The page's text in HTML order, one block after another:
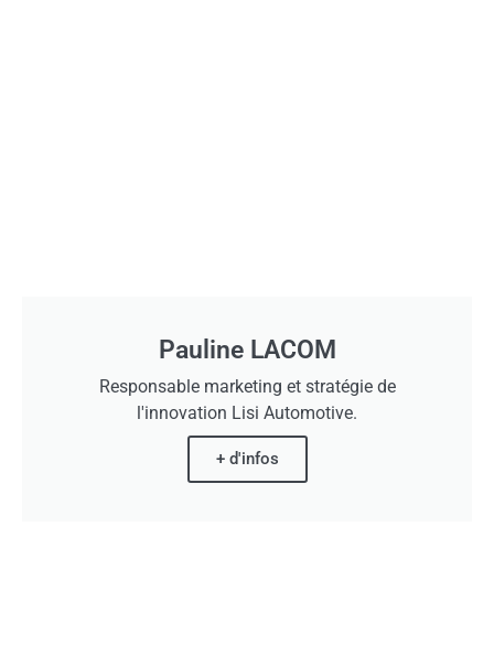
Pauline LACOM
Responsable marketing et stratégie de
l'innovation Lisi Automotive.
+ d'infos